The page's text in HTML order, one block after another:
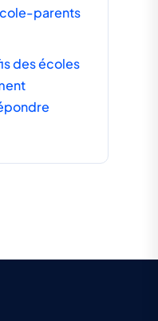
parents
des écoles